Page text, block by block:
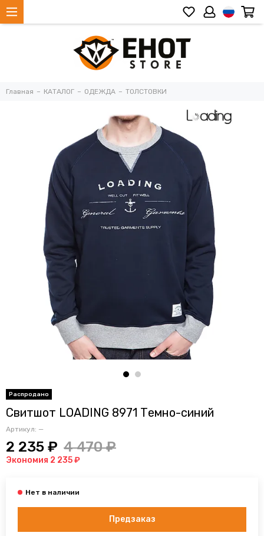
Главная КАТАЛОГ ОДЕЖДА ТОЛСТОВКИ
Свитшот LOADING 8971 Темно-синий
Артикул: —
2 235 ₽ 4 470 ₽
Экономия 2 235 ₽
Предзаказ